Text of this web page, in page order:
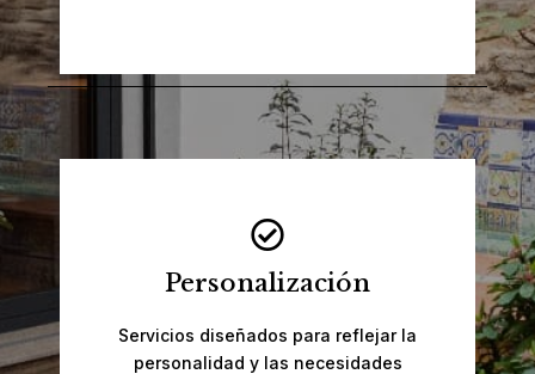
Personalización
Servicios diseñados para reflejar la
personalidad y las necesidades